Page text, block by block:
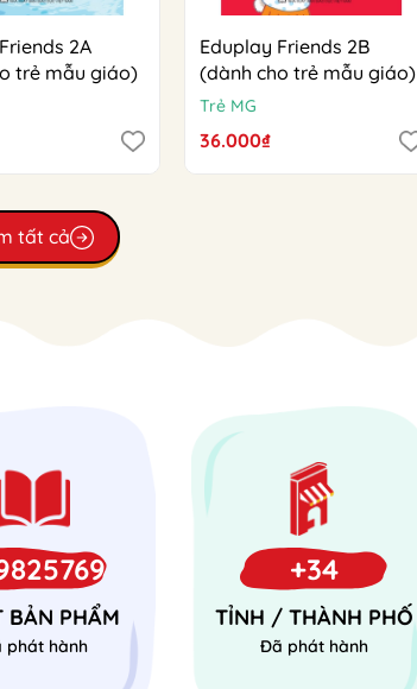
2A
trẻ mẫu giáo)
Eduplay Friends 2B
(dành cho trẻ mẫu giáo)
Trẻ MG
36.000₫
tất cả
BẢN PHẨM
phát hành
+34
TỈNH / THÀNH PHỐ
Đã phát hành